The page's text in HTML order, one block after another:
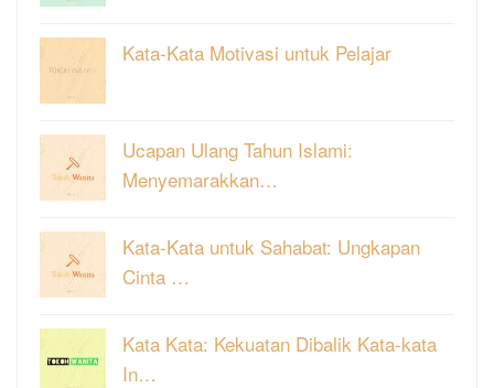
Kata-Kata Motivasi untuk Pelajar
Ucapan Ulang Tahun Islami:
Menyemarakkan…
Kata-Kata untuk Sahabat: Ungkapan
Cinta …
Kata Kata: Kekuatan Dibalik Kata-kata
In…